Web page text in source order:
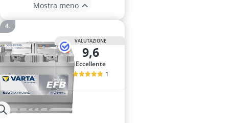
Mostra meno
VALUTAZIONE
9,6
Eccellente
1